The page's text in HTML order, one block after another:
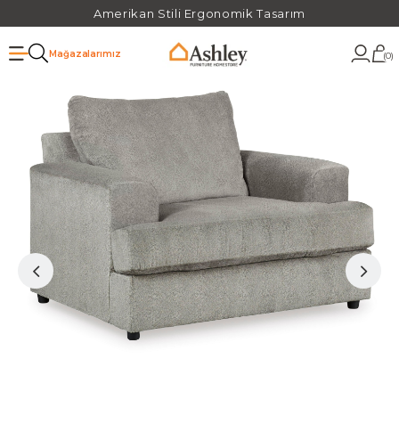
Amerikan Stili Ergonomik Tasarım
Mağazalarımız 0